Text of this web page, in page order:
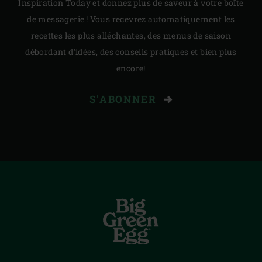
Inspiration Today et donnez plus de saveur à votre boîte
de messagerie ! Vous recevrez automatiquement les
recettes les plus alléchantes, des menus de saison
débordant d'idées, des conseils pratiques et bien plus
encore!
S'ABONNER